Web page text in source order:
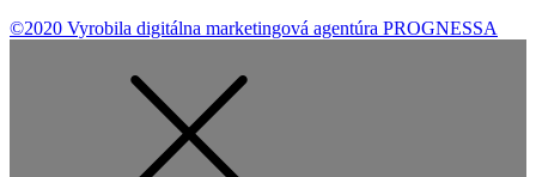
©2020 Vyrobila digitálna marketingová agentúra PROGNESSA